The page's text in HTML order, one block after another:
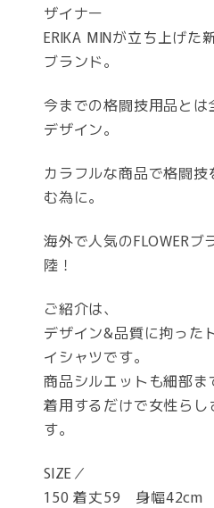
ザイナー
ERIKA MINが立ち上げた
ブランド。
今までの格闘技用品とは
デザイン。
カラフルな商品で格闘
む為に。
海外で人気のFLOWERブ
陸！
ご紹介は、
デザイン&品質に拘った
イシャツです。
商品シルエットも細部ま
着用するだけで女性らし
す。
SIZE／
150 着丈59 身幅42cm